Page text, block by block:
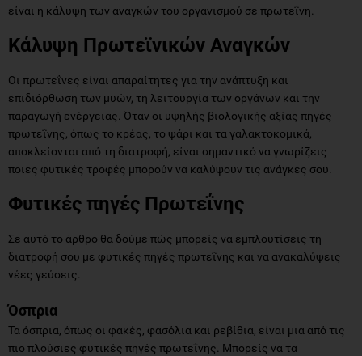
είναι η κάλυψη των αναγκών του οργανισμού σε πρωτεΐνη.
Κάλυψη Πρωτεϊνικών Αναγκών
Οι πρωτεΐνες είναι απαραίτητες για την ανάπτυξη και
επιδιόρθωση των μυών, τη λειτουργία των οργάνων και την
παραγωγή ενέργειας. Όταν οι υψηλής βιολογικής αξίας πηγές
πρωτεΐνης, όπως το κρέας, το ψάρι και τα γαλακτοκομικά,
αποκλείονται από τη διατροφή, είναι σημαντικό να γνωρίζεις
ποιες φυτικές τροφές μπορούν να καλύψουν τις ανάγκες σου.
Φυτικές πηγές Πρωτεΐνης
Σε αυτό το άρθρο θα δούμε πώς μπορείς να εμπλουτίσεις τη
διατροφή σου με φυτικές πηγές πρωτεΐνης και να ανακαλύψεις
νέες γεύσεις.
Όσπρια
Τα όσπρια, όπως οι φακές, φασόλια και ρεβίθια, είναι μια από τις
πιο πλούσιες φυτικές πηγές πρωτεΐνης. Μπορείς να τα